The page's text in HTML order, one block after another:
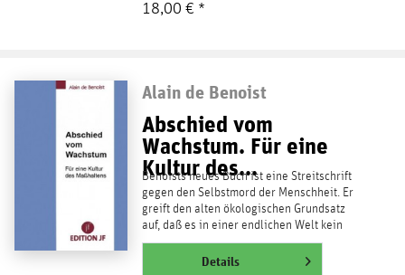
18,00 € *
Alain de Benoist
Abschied vom
Wachstum. Für eine
Kultur des...
Benoists neues Buch ist eine Streitschrift
gegen den Selbstmord der Menschheit. Er
greift den alten ökologischen Grundsatz
auf, daß es in einer endlichen Welt kein
unendliches...
weiterlesenDetails